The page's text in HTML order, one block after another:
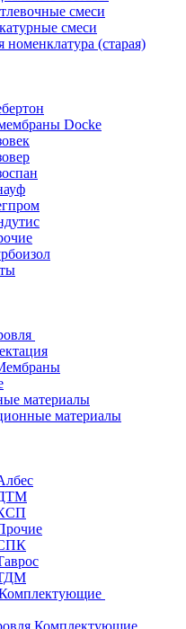
смеси
смеси
(старая)
Docke
материалы
материалы
Комплектующие